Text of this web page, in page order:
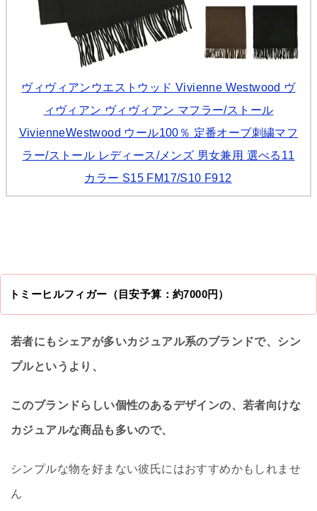
ヴィヴィアンウエストウッド Vivienne Westwood ヴ
ィヴィアン ヴィヴィアン マフラー/ストール
VivienneWestwood ウール100％ 定番オーブ刺繍マフ
ラー/ストール レディース/メンズ 男女兼用 選べる11
カラー S15 FM17/S10 F912
トミーヒルフィガー（目安予算：約7000円）
若者にもシェアが多いカジュアル系のブランドで、シン
プルというより、
このブランドらしい個性のあるデザインの、若者向けな
カジュアルな商品も多いので、
シンプルな物を好まない彼氏にはおすすめかもしれませ
ん